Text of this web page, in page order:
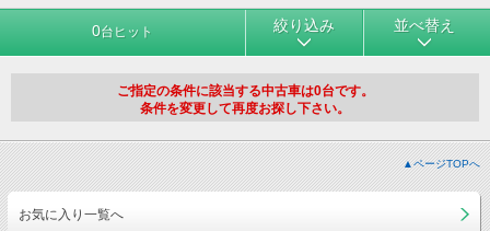
0台ヒット 絞り込み 並べ替え
ご指定の条件に該当する中古車は0台です。
条件を変更して再度お探し下さい。
▲ページTOPへ
お気に入り一覧へ